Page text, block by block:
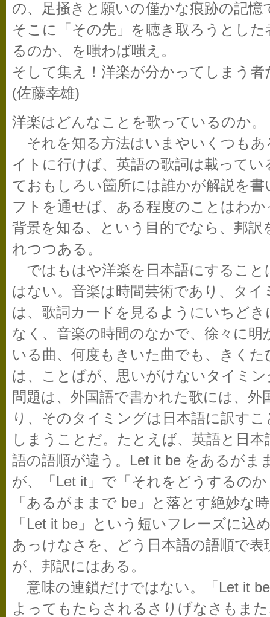
の、足掻きと願いの僅かな痕跡の記憶
そこに「その先」を聴き取ろうとし
るのか、を嗤わば嗤え。
そして集え！洋楽が分かってしまう者
(佐藤幸雄)
洋楽はどんなことを歌っているのか。
それを知る方法はいまやいくつもあ
イトに行けば、英語の歌詞は載って
ておもしろい箇所には誰かが解説を
フトを通せば、ある程度のことはわ
背景を知る、という目的でなら、邦
れつつある。
ではもはや洋楽を日本語にすること
はない。音楽は時間芸術であり、タ
は、歌詞カードを見るようにいちど
なく、音楽の時間のなかで、徐々に
いる曲、何度もきいた曲でも、きく
は、ことばが、思いがけないタイミ
問題は、外国語で書かれた歌には、
り、そのタイミングは日本語に訳す
しまうことだ。たとえば、英語と日
語の語順が違う。Let it be をあるがま
が、「Let it」で「それをどうするの
「あるがままで be」と落とす絶妙な
「Let it be」という短いフレーズに込
あっけなさを、どう日本語の語順で
が、邦訳にはある。
意味の連鎖だけではない。「Let it
よってもたらされるさりげなさもま